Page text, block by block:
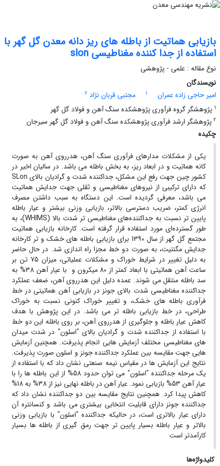
بازیابی هماتیت از باطله های ریز دانه معدن گل گهر با
استفاده از جدا کننده مغناطیسی slon
نوع مقاله : علمی - پژوهشی
نویسندگان
امیر حاجی زاده عمران
1 مجتبی قربان نژاد 2
1 پژوهشگر گروه فرآوری پژوهشکده سنگ آهن و فولاد گل گهر
2 پژوهشگر ارشد فرآوری پژوهشکده سنگ آهن و فولاد گل گهر سیرجان
چکیده
یکی از مشکلات مدارهای فرآوری سنگ آهن، هدرروی آهن به صورت
کانه هماتیت و در ابعاد ریز، به بخش باطله می باشد. در سالیان اخیر در
کشور چین جهت رفع این مشکل، جداکننده شدت و گرادیان بالای SLon
که دارای ترکیبی از نیروهای مغناطیسی و ثقلی جهت جدایش هماتیت
می باشد، معرفی گردیده است. این دستگاه به سبب داشتن مصرف
انرژی کمتر، ضریب دسترسی بالاتر، بازیابی وزنی بیشتر و عیار باطله
پایین تر نسبت به جداکننده‌های مغناطیسی تر شدت بالا (WHIMS)، به
طور گسترده‌ای مورد استفاده قرار گرفته است. کارخانه بازیابی هماتیت
مجتمع گل گهر از سال 1390 برای بازیابی باطله های خشک و تر کارخانه
جدایش مگنتیت، به صورت دو خط مجزا راه اندازی شد. در حال حاضر
به دلیل تغییر در شرایط خوراک و مشکلات عملیاتی، میزان 75 تن بر
ساعت آهن هماتیتی با ابعاد کمتر از 80 میکرون و با عیار آهن 38% به
سد باطله منتقل می شوند. عمده دلیل این هدرروی آهن، ضعف عملکرد
جداکننده مغناطیسی شدت بالای جونز در بازیابی آهن هماتیتی در خط
فرآوری باطله های خشک، و تغییر خوراک کنونی نسبت به خوراک
طراحی، در خط بازیابی باطله تر می باشد. در این پژوهش با هدف
کاهش عیار باطله و جلوگیری از هدرروی آهن، بر روی باطله این دو خط
با استفاده از جداکننده شدت و گرادیان بالای "اسلون" در شدت میدان
های مغناطیسی مختلف آزمایش هایی انجام پذیرفت. همچنین آزمایش
هایی جهت مقایسه بین عملکرد جداکننده جونز و اسلون صورت پذیرفت.
نتایج این آزمایش ها در مقیاس نیمه صنعتی نشان داد که با استفاده از
یک مرحله جداکننده "اسلون" می توان حدود 58% از این باطله ها را با
عیار آهن 53% بازیابی نمود. عیار آهن در باطله نهایی نیز از 38% به 18%
کاهش پیدا کرد. همچنین نتایج مقایسه بین دو جداکننده نشان داد که
جداکننده جونز دارای قابلیت انتخابی بیشتری می باشد و کنسانتره آن
دارای عیار بالاتری است، در حالیکه جداکننده "اسلون" با بازیابی وزنی
بالاتر و عیار باطله بسیار پایین تر جهت رمق گیری از باطله ها بسیار
کارآمدتر است
کلیدواژه‌ها